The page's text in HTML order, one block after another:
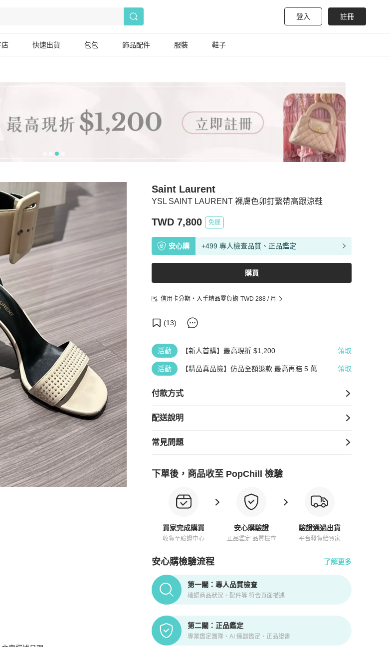
登入 註冊
店 快速出貨 包包 飾品配件 服裝 鞋子
YSL SAINT LAURENT 裸膚色卯釘繫帶高跟涼鞋
Saint Laurent
TWD 7,800 免運
安心購 +499 專人檢查品質、正品鑑定
購買
信用卡分期・入手精品零負擔 TWD 288 / 月
(13)
活動 【新人首購】最高現折 $1,200 領取
活動 【精品真品險】仿品全額退款 最高再賠 5 萬 領取
付款方式
配送說明
常見問題
下單後，商品收至 PopChill 檢驗
買家完成購買
收貨至驗證中心
安心購驗證
正品鑑定 品質檢查
驗證通過出貨
平台發貨給買家
安心購檢驗流程 了解更多
PopChill拍拍圈正品驗證、安心購檢驗流程介紹
第一關：專人品質檢查
確認商品狀況、配件等 符合頁面描述
第二關：正品鑑定
專業鑑定團隊、AI 儀器鑑定、正品證書